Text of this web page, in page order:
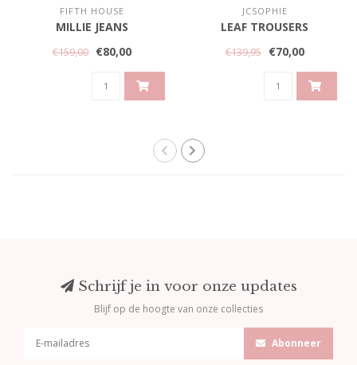
FIFTH HOUSE
MILLIE JEANS
€159,00 €80,00
JCSOPHIE
LEAF TROUSERS
€139,95 €70,00
Schrijf je in voor onze updates
Blijf op de hoogte van onze collecties
Abonneer